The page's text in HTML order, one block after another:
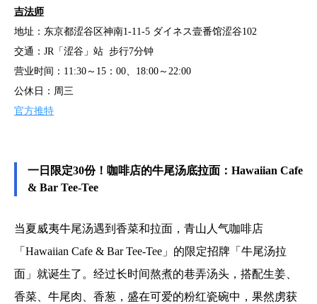
吉法师
地址：东京都涩谷区神南1-11-5 ダイネス壹番馆涩谷102
交通：JR「涩谷」站 步行7分钟
营业时间：11:30～15：00、18:00～22:00
公休日：周三
官方推特
一日限定30份！咖啡店的牛尾汤底拉面：Hawaiian Cafe
& Bar Tee-Tee
当夏威夷牛尾汤遇到香菜和拉面，青山人气咖啡店
「Hawaiian Cafe & Bar Tee-Tee」的限定招牌「牛尾汤拉
面」就诞生了。经过长时间熬煮的巷弄汤头，搭配生姜、
香菜、牛尾肉、香葱，盛在可爱的粉红瓷碗中，果然虏获